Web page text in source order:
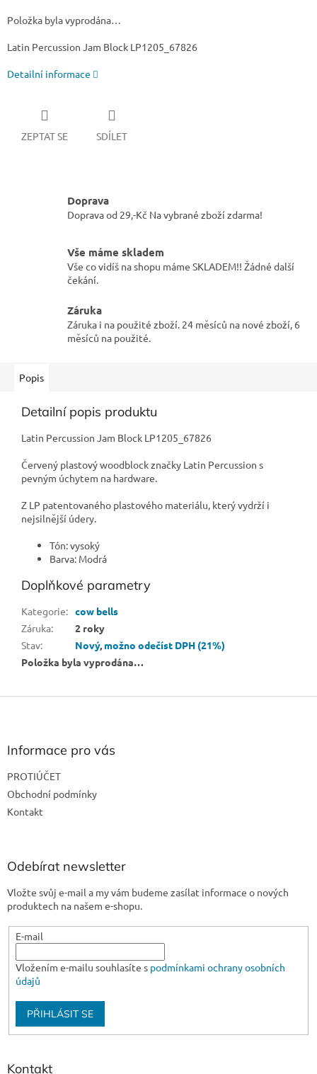
Položka byla vyprodána…
Latin Percussion Jam Block LP1205_67826
Detailní informace
ZEPTAT SE SDÍLET
Doprava
Doprava od 29,-Kč Na vybrané zboží zdarma!
Vše máme skladem
Vše co vidíš na shopu máme SKLADEM!! Žádné další
čekání.
Záruka
Záruka i na použité zboží. 24 měsíců na nové zboží, 6
měsíců na použité.
Popis
Detailní popis produktu
Latin Percussion Jam Block LP1205_67826
Červený plastový woodblock značky Latin Percussion s
pevným úchytem na hardware.
Z LP patentovaného plastového materiálu, který vydrží i
nejsilnější údery.
Tón: vysoký
Barva: Modrá
Doplňkové parametry
Kategorie: cow bells
Záruka:
2 roky
Stav: Nový, možno odečíst DPH (21%)
Položka byla vyprodána…
Z
Informace pro vás
PROTIÚČET
Obchodní podmínky
Kontakt
Odebírat newsletter
Vložte svůj e-mail a my vám budeme zasílat informace o nových
produktech na našem e-shopu.
E-mail
Vložením e-mailu souhlasíte s podmínkami ochrany osobních
údajů
PŘIHLÁSIT SE
Kontakt